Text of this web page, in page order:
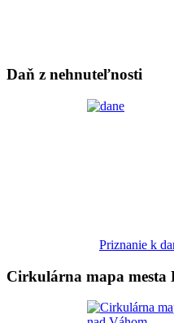
Daň z nehnuteľnosti
Priznanie k
Cirkulárna mapa mesta